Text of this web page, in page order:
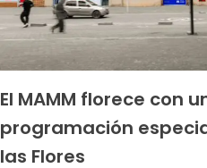
El MAMM florece con
programación
las Flores